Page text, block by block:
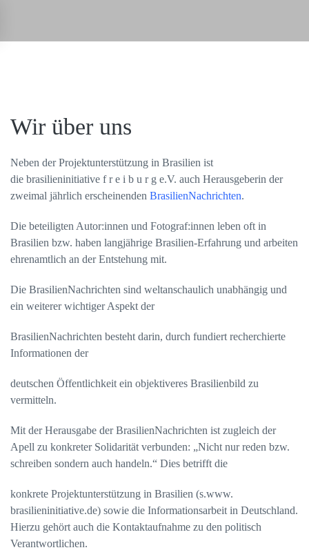
Zum Hauptinhalt springen
Wir über uns
Neben der Projektunterstützung in Brasilien ist
die brasilieninitiative f r e i b u r g e.V. auch Herausgeberin der
zweimal jährlich erscheinenden BrasilienNachrichten.
Die beteiligten Autor:innen und Fotograf:innen leben oft in
Brasilien bzw. haben langjährige Brasilien-Erfahrung und arbeiten
ehrenamtlich an der Entstehung mit.
Die BrasilienNachrichten sind weltanschaulich unabhängig und
ein weiterer wichtiger Aspekt der
BrasilienNachrichten besteht darin, durch fundiert recherchierte
Informationen der
deutschen Öffentlichkeit ein objektiveres Brasilienbild zu
vermitteln.
Mit der Herausgabe derBrasilienNachrichten ist zugleich der
Apell zu konkreter Solidarität verbunden: „Nicht nur reden bzw.
schreiben sondern auch handeln.“ Dies betrifft die
konkrete Projektunterstützung in Brasilien (s.www.
brasilieninitiative.de) sowie die Informationsarbeit in Deutschland.
Hierzu gehört auch die Kontaktaufnahme zu den politisch
Verantwortlichen.